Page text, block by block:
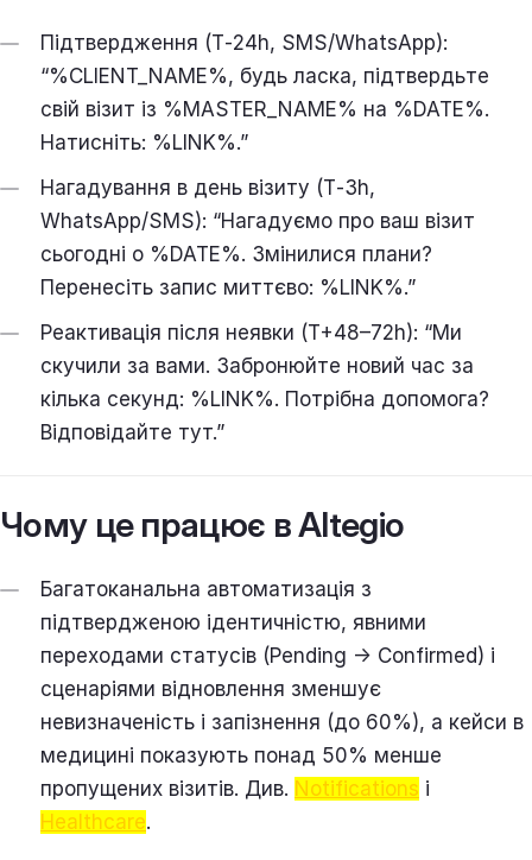
Підтвердження (T‑24h, SMS/WhatsApp):
“%CLIENT_NAME%, будь ласка, підтвердьте
свій візит із %MASTER_NAME% на %DATE%.
Натисніть: %LINK%.”
Нагадування в день візиту (T‑3h,
WhatsApp/SMS): “Нагадуємо про ваш візит
сьогодні о %DATE%. Змінилися плани?
Перенесіть запис миттєво: %LINK%.”
Реактивація після неявки (T+48–72h): “Ми
скучили за вами. Забронюйте новий час за
кілька секунд: %LINK%. Потрібна допомога?
Відповідайте тут.”
Чому це працює в Altegio
Багатоканальна автоматизація з
підтвердженою ідентичністю, явними
переходами статусів (Pending → Confirmed) і
сценаріями відновлення зменшує
невизначеність і запізнення (до 60%), а кейси в
медицині показують понад 50% менше
пропущених візитів. Див. Notifications і
Healthcare.